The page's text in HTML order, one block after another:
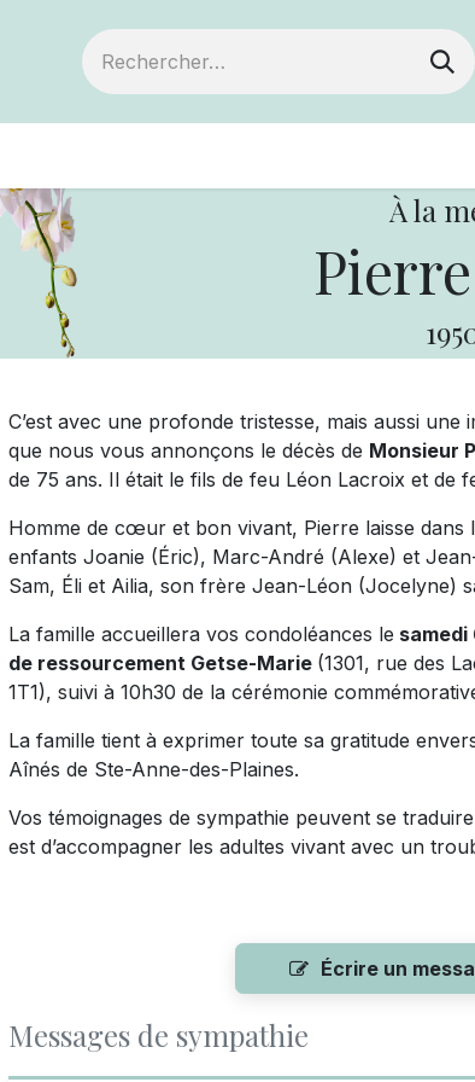
À la
C’est avec une profonde tristesse, mais aussi
que nous vous annonçons le décès de Monsieur
de 75 ans. Il était le fils de feu Léon Lacroix et de
Homme de cœur et bon vivant, Pierre laisse dans
enfants Joanie (Éric), Marc-André (Alexe) et
Sam, Éli et Ailia, son frère Jean-Léon (Jocelyne)
La famille accueillera vos condoléances le samedi
de ressourcement Getse-Marie (1301, rue des
1T1), suivi à 10h30 de la cérémonie
La famille tient à exprimer toute sa gratitude
Aînés de Ste-Anne-des-Plaines.
Vos témoignages de sympathie peuvent se
est d’accompagner les adultes vivant avec un
Écrire un
Messages de sympathie